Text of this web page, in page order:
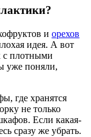
и орехов
идея. А вот
с плотными
уже поняли,
где хранятся
не только
Если какая-
сразу же убрать.